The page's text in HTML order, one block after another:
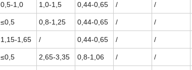
0,5-1,0 1,0-1,5 0,44-0,65 / /
≤0,5 0,8-1,25 0,44-0,65 / /
1,15-1,65 / 0,44-0,65 / /
≤0,5 2,65-3,35 0,8-1,06 / /